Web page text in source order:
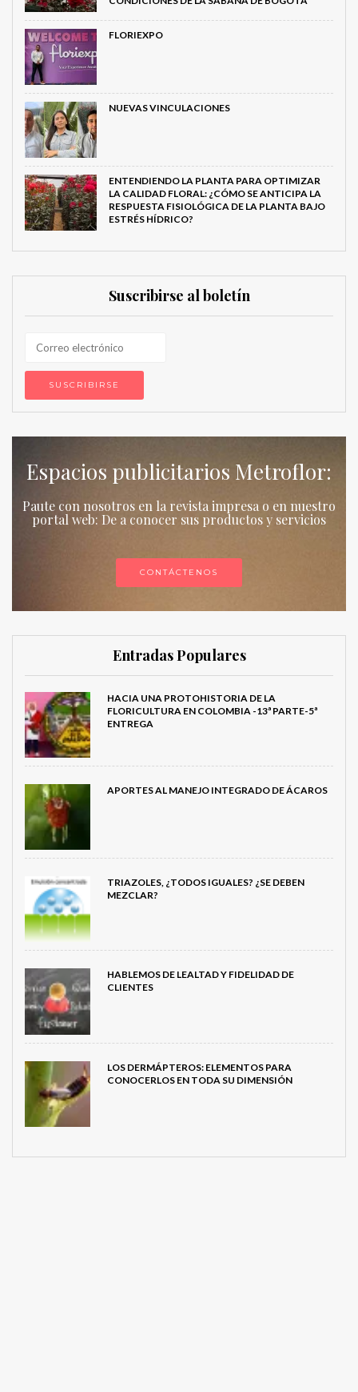
FLORIEXPO
NUEVAS VINCULACIONES
ENTENDIENDO LA PLANTA PARA OPTIMIZAR
LA CALIDAD FLORAL: ¿CÓMO SE ANTICIPA LA
RESPUESTA FISIOLÓGICA DE LA PLANTA BAJO
ESTRÉS HÍDRICO?
Suscribirse al boletín
Espacios publicitarios Metroflor:
Paute con nosotros en la revista impresa o en nuestro
portal web: De a conocer sus productos y servicios
CONTÁCTENOS
Entradas Populares
HACIA UNA PROTOHISTORIA DE LA
FLORICULTURA EN COLOMBIA -13ª PARTE-5ª
ENTREGA
APORTES AL MANEJO INTEGRADO DE ÁCAROS
TRIAZOLES, ¿TODOS IGUALES? ¿SE DEBEN
MEZCLAR?
HABLEMOS DE LEALTAD Y FIDELIDAD DE
CLIENTES
LOS DERMÁPTEROS: ELEMENTOS PARA
CONOCERLOS EN TODA SU DIMENSIÓN